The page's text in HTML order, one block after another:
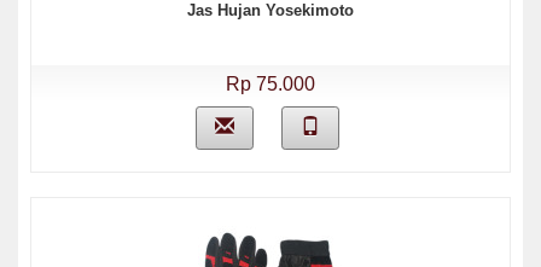
Jas Hujan Yosekimoto
Rp 75.000